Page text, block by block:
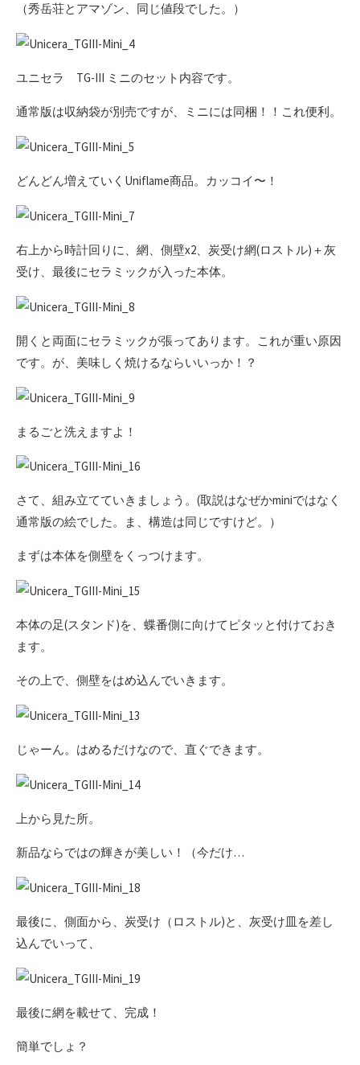
（秀岳荘とアマゾン、同じ値段でした。）
ユニセラ TG-III ミニのセット内容です。
通常版は収納袋が別売ですが、ミニには同梱！！これ便利。
どんどん増えていくUniflame商品。カッコイ〜！
右上から時計回りに、網、側壁x2、炭受け網(ロストル)＋灰
受け、最後にセラミックが入った本体。
開くと両面にセラミックが張ってあります。これが重い原因
です。が、美味しく焼けるならいいっか！？
まるごと洗えますよ！
さて、組み立てていきましょう。(取説はなぜかminiではなく
通常版の絵でした。ま、構造は同じですけど。）
まずは本体を側壁をくっつけます。
本体の足(スタンド)を、蝶番側に向けてピタッと付けておき
ます。
その上で、側壁をはめ込んでいきます。
じゃーん。はめるだけなので、直ぐできます。
上から見た所。
新品ならではの輝きが美しい！（今だけ…
最後に、側面から、炭受け（ロストル)と、灰受け皿を差し
込んでいって、
最後に網を載せて、完成！
簡単でしょ？